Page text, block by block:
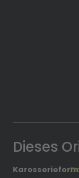
Dieses
Karosserieform